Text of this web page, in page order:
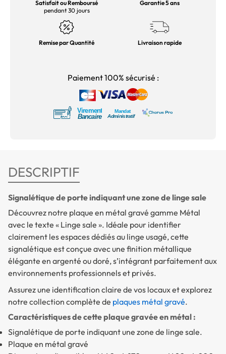
Satisfait ou Remboursé
pendant 30 jours
Garantie 5 ans
Remise par Quantité Livraison rapide
Paiement 100% sécurisé :
DESCRIPTIF
Signalétique de porte indiquant une zone de linge sale
Découvrez notre plaque en métal gravé gamme Métal
avec le texte « Linge sale ». Idéale pour identifier
clairement les espaces dédiés au linge usagé, cette
signalétique est conçue avec une finition métallique
élégante en argenté ou doré, s’intégrant parfaitement aux
environnements professionnels et privés.
Assurez une identification claire de vos locaux et explorez
notre collection complète de plaques métal gravé.
Caractéristiques de cette plaque gravée en métal :
Signalétique de porte indiquant une zone de linge sale.
Plaque en métal gravé